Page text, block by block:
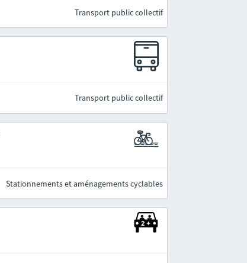
Transport public collectif
Transport public collectif
Stationnements et aménagements cyclables